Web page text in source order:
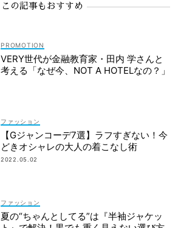
この記事もおすすめ
VERY世代が金融教育家・田内 学さんと
考える「なぜ今、NOT A HOTELなの？」
ファッション
【Gジャンコーデ7選】ラフすぎない！今
どきオシャレの大人の着こなし術
2022.05.02
ファッション
夏の“ちゃんとしてる”は『半袖ジャケッ